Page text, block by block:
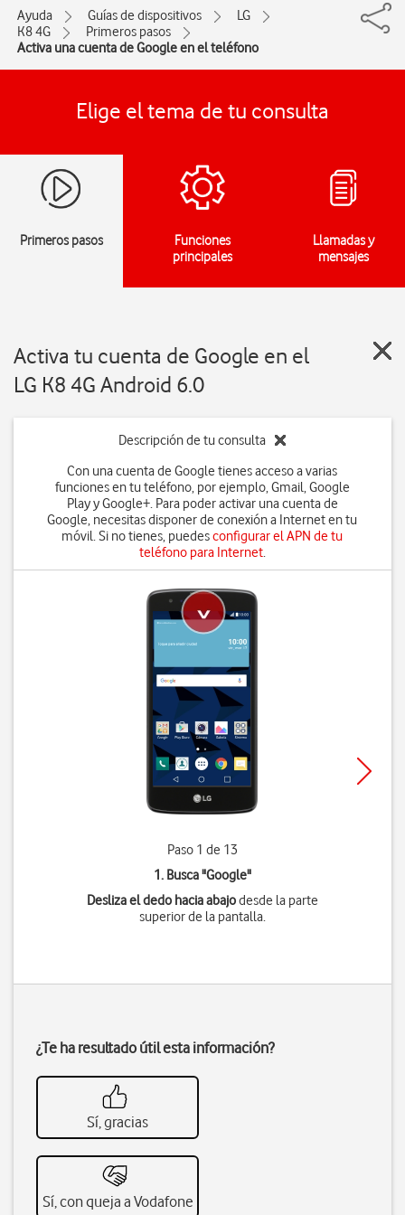
Ayuda Guías de dispositivos
LG
K8 4G
Primeros pasos
Activa una cuenta de Google en el teléfono
Elige el tema de tu consulta
Primeros pasos
Funciones
principales
Llamadas y
mensajes
Activa tu cuenta de Google en el
LG K8 4G Android 6.0
Descripción de tu consulta
Con una cuenta de Google tienes acceso a varias
funciones en tu teléfono, por ejemplo, Gmail, Google
Play y Google+. Para poder activar una cuenta de
Google, necesitas disponer de conexión a Internet en tu
móvil. Si no tienes, puedesconfigurar el APN de tu
teléfono para Internet.
Paso 1 de 13
1. Busca "Google"
Desliza el dedo hacia abajodesde la parte
superior de la pantalla.
¿Te ha resultado útil esta información?
Sí, gracias
Sí, con queja a Vodafone